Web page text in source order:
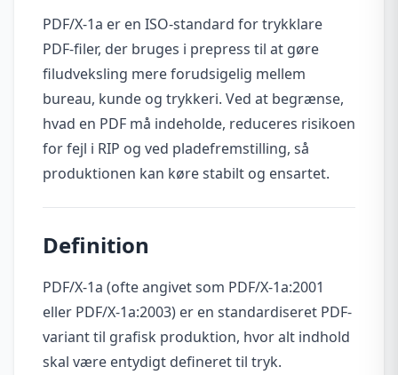
PDF/X-1a er en ISO-standard for trykklare
PDF-filer, der bruges i prepress til at gøre
filudveksling mere forudsigelig mellem
bureau, kunde og trykkeri. Ved at begrænse,
hvad en PDF må indeholde, reduceres risikoen
for fejl i RIP og ved pladefremstilling, så
produktionen kan køre stabilt og ensartet.
Definition
PDF/X-1a (ofte angivet som PDF/X-1a:2001
eller PDF/X-1a:2003) er en standardiseret PDF-
variant til grafisk produktion, hvor alt indhold
skal være entydigt defineret til tryk.